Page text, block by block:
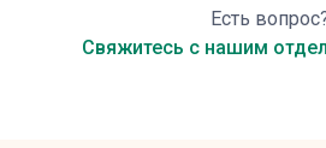
Есть
Свяжитесь с нашим